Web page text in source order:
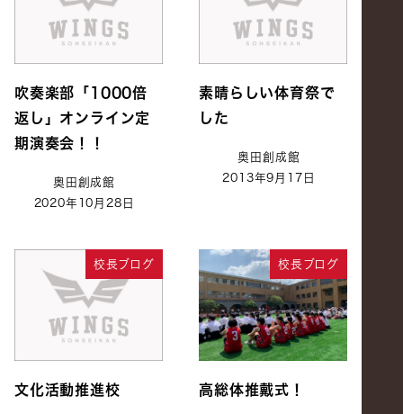
吹奏楽部「1000倍
返し」オンライン定
期演奏会！！
奥田創成館
2020年10月28日
素晴らしい体育祭で
した
奥田創成館
2013年9月17日
校長ブログ
文化活動推進校
校長ブログ
高総体推戴式！